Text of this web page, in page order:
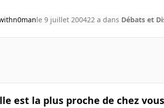
le 9 juillet 200422 a dans Débats et
est la plus proche de chez